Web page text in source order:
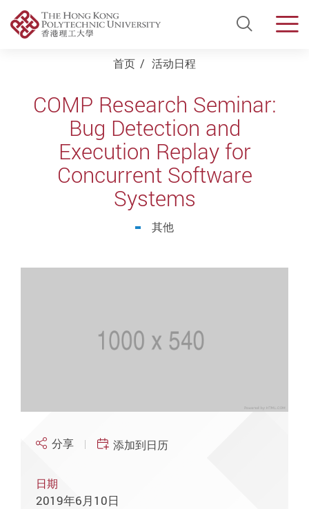
Open
首页 活动日程
COMP Research Seminar:
Bug Detection and
Execution Replay for
Concurrent Software
Systems
其他
分享 添加到日历
日期
2019年6月10日